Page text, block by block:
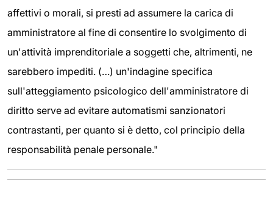
affettivi o morali, si presti ad assumere la carica di
amministratore al fine di consentire lo svolgimento di
un'attività imprenditoriale a soggetti che, altrimenti, ne
sarebbero impediti. (…) un'indagine specifica
sull'atteggiamento psicologico dell'amministratore di
diritto serve ad evitare automatismi sanzionatori
contrastanti, per quanto si è detto, col principio della
responsabilità penale personale."